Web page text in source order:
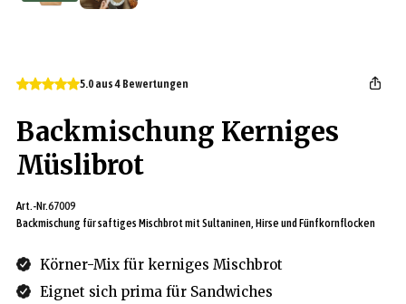
5.0 aus 4 Bewertungen
Backmischung Kerniges
Müslibrot
Art.-Nr.67009
Backmischung für saftiges Mischbrot mit Sultaninen, Hirse und Fünfkornflocken
Körner-Mix für kerniges Mischbrot
Eignet sich prima für Sandwiches